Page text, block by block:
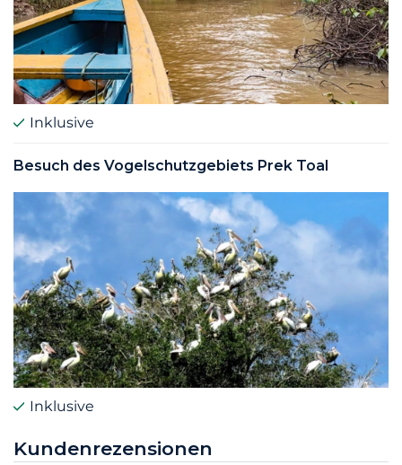
Inklusive
Besuch des Vogelschutzgebiets Prek Toal
Inklusive
Kundenrezensionen